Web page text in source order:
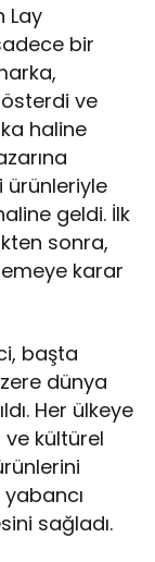
Lay
bir
ve
haline
ürünleriyle
geldi. İlk
sonra,
karar
başta
dünya
Her ülkeye
ve kültürel
sağladı.